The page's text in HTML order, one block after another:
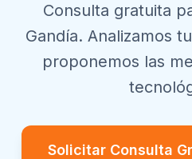
Consulta gratuita
Gandía. Analizamos
proponemos las
Solicitar Consulta